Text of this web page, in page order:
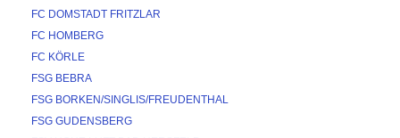
FC DOMSTADT FRITZLAR
FC HOMBERG
FC KÖRLE
FSG BEBRA
FSG BORKEN/SINGLIS/FREUDENTHAL
FSG GUDENSBERG